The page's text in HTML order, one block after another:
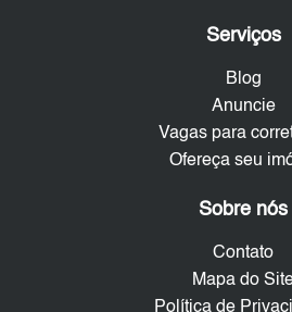
Serviços
Blog
Anuncie
Vagas para
Ofereça seu
Sobre nós
Contato
Mapa do
Política de